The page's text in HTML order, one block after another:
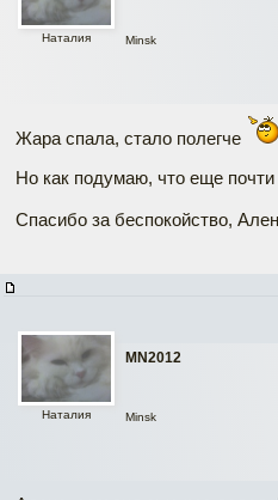
Наталия Minsk
Жара спала, стало полегче
Но как подумаю, что еще
Спасибо за беспокойство,
MN2012
Наталия Minsk